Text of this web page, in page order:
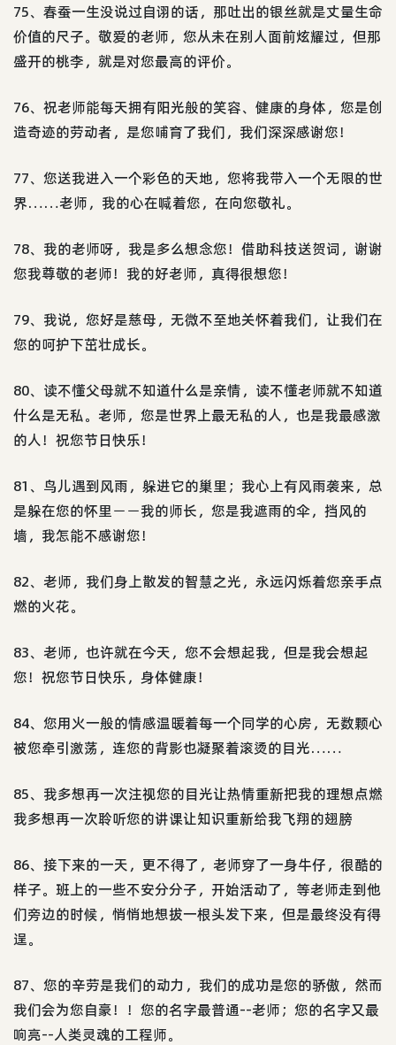
75、春蚕一生没说过自诩的话，那吐出的银丝就是丈量生命
价值的尺子。敬爱的老师，您从未在别人面前炫耀过，但那
盛开的桃李，就是对您最高的评价。
76、祝老师能每天拥有阳光般的笑容、健康的身体，您是创
造奇迹的劳动者，是您哺育了我们，我们深深感谢您！
77、您送我进入一个彩色的天地，您将我带入一个无限的世
界……老师，我的心在喊着您，在向您敬礼。
78、我的老师呀，我是多么想念您！借助科技送贺词，谢谢
您我尊敬的老师！我的好老师，真得很想您！
79、我说，您好是慈母，无微不至地关怀着我们，让我们在
您的呵护下茁壮成长。
80、读不懂父母就不知道什么是亲情，读不懂老师就不知道
什么是无私。老师，您是世界上最无私的人，也是我最感激
的人！祝您节日快乐！
81、鸟儿遇到风雨，躲进它的巢里；我心上有风雨袭来，总
是躲在您的怀里－－我的师长，您是我遮雨的伞，挡风的
墙，我怎能不感谢您！
82、老师，我们身上散发的智慧之光，永远闪烁着您亲手点
燃的火花。
83、老师，也许就在今天，您不会想起我，但是我会想起
您！祝您节日快乐，身体健康！
84、您用火一般的情感温暖着每一个同学的心房，无数颗心
被您牵引激荡，连您的背影也凝聚着滚烫的目光……
85、我多想再一次注视您的目光让热情重新把我的理想点燃
我多想再一次聆听您的讲课让知识重新给我飞翔的翅膀
86、接下来的一天，更不得了，老师穿了一身牛仔，很酷的
样子。班上的一些不安分分子，开始活动了，等老师走到他
们旁边的时候，悄悄地想拔一根头发下来，但是最终没有得
逞。
87、您的辛劳是我们的动力，我们的成功是您的骄傲，然而
我们会为您自豪！！您的名字最普通--老师；您的名字又最
响亮--人类灵魂的工程师。